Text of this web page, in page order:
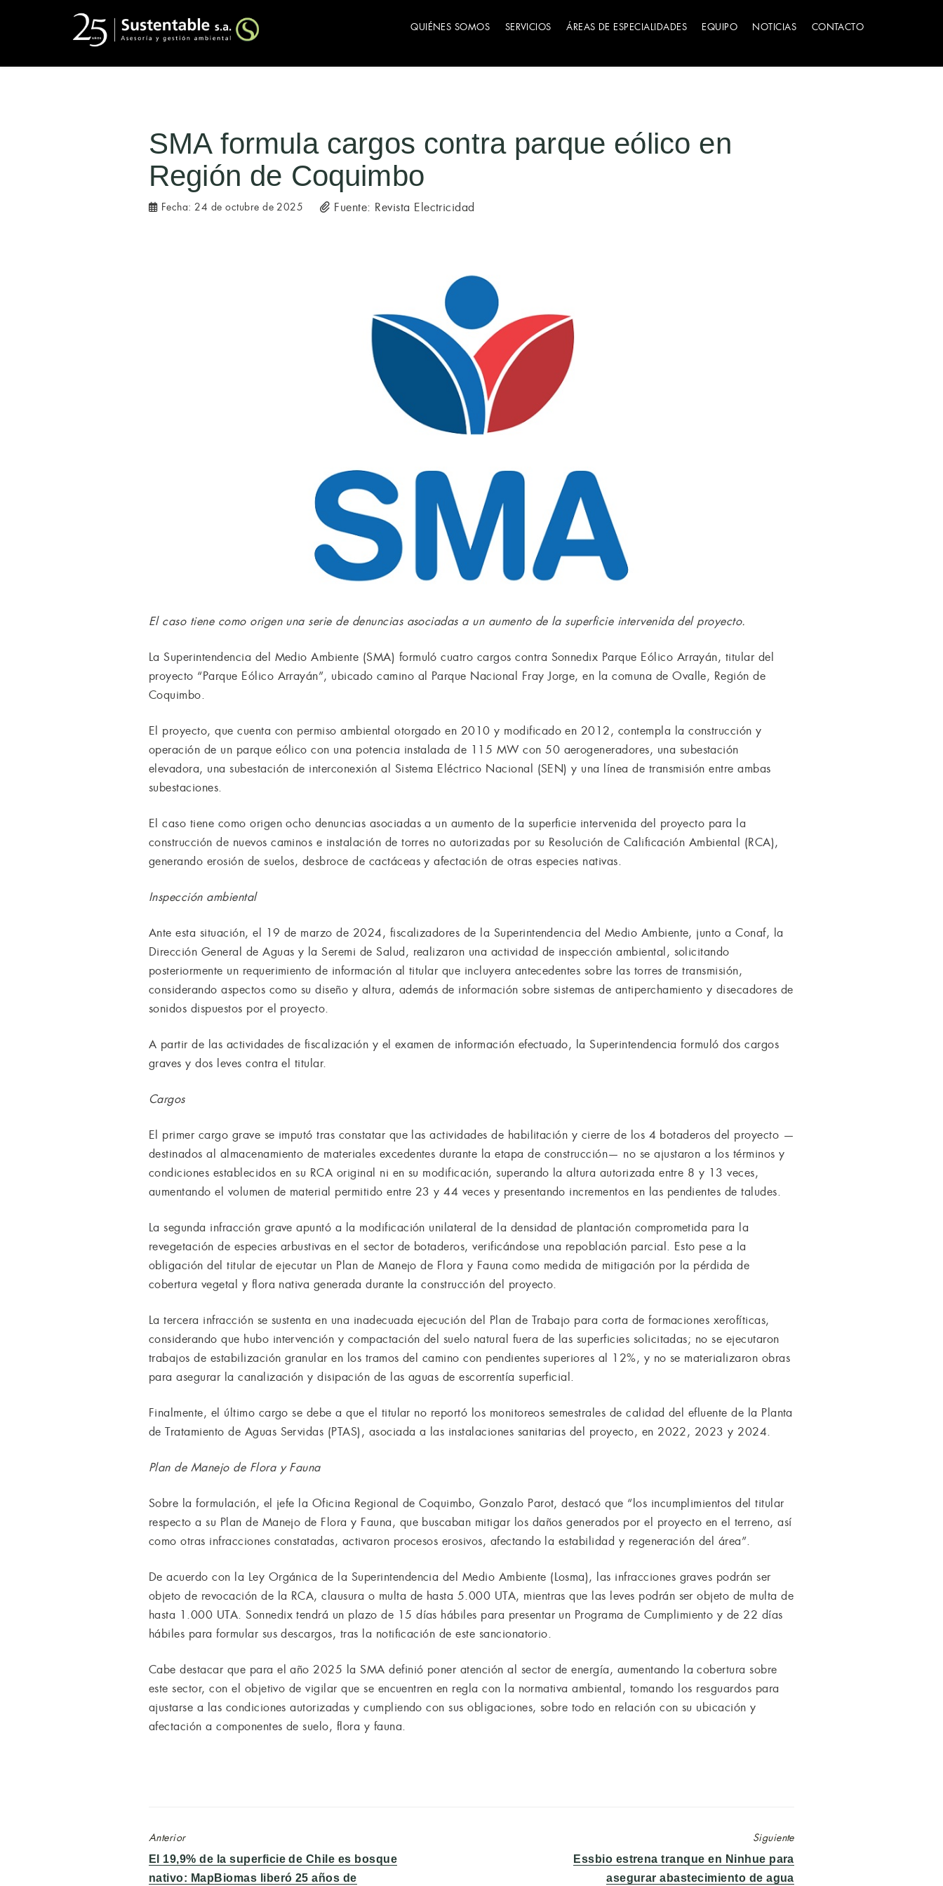
QUIÉNES SOMOS SERVICIOS ÁREAS DE ESPECIALIDADES EQUIPO NOTICIAS CONTACTO
SMA formula cargos contra parque eólico en
Región de Coquimbo
Fecha: 24 de octubre de 2025 Fuente: Revista Electricidad
El caso tiene como origen una serie de denuncias asociadas a un aumento de la superficie intervenida del proyecto.
La Superintendencia del Medio Ambiente (SMA) formuló cuatro cargos contra Sonnedix Parque Eólico Arrayán, titular del
proyecto “Parque Eólico Arrayán”, ubicado camino al Parque Nacional Fray Jorge, en la comuna de Ovalle, Región de
Coquimbo.
El proyecto, que cuenta con permiso ambiental otorgado en 2010 y modificado en 2012, contempla la construcción y
operación de un parque eólico con una potencia instalada de 115 MW con 50 aerogeneradores, una subestación
elevadora, una subestación de interconexión al Sistema Eléctrico Nacional (SEN) y una línea de transmisión entre ambas
subestaciones.
El caso tiene como origen ocho denuncias asociadas a un aumento de la superficie intervenida del proyecto para la
construcción de nuevos caminos e instalación de torres no autorizadas por su Resolución de Calificación Ambiental (RCA),
generando erosión de suelos, desbroce de cactáceas y afectación de otras especies nativas.
Inspección ambiental
Ante esta situación, el 19 de marzo de 2024, fiscalizadores de la Superintendencia del Medio Ambiente, junto a Conaf, la
Dirección General de Aguas y la Seremi de Salud, realizaron una actividad de inspección ambiental, solicitando
posteriormente un requerimiento de información al titular que incluyera antecedentes sobre las torres de transmisión,
considerando aspectos como su diseño y altura, además de información sobre sistemas de antiperchamiento y disecadores de
sonidos dispuestos por el proyecto.
A partir de las actividades de fiscalización y el examen de información efectuado, la Superintendencia formuló dos cargos
graves y dos leves contra el titular.
Cargos
El primer cargo grave se imputó tras constatar que las actividades de habilitación y cierre de los 4 botaderos del proyecto —
destinados al almacenamiento de materiales excedentes durante la etapa de construcción— no se ajustaron a los términos y
condiciones establecidos en su RCA original ni en su modificación, superando la altura autorizada entre 8 y 13 veces,
aumentando el volumen de material permitido entre 23 y 44 veces y presentando incrementos en las pendientes de taludes.
La segunda infracción grave apuntó a la modificación unilateral de la densidad de plantación comprometida para la
revegetación de especies arbustivas en el sector de botaderos, verificándose una repoblación parcial. Esto pese a la
obligación del titular de ejecutar un Plan de Manejo de Flora y Fauna como medida de mitigación por la pérdida de
cobertura vegetal y flora nativa generada durante la construcción del proyecto.
La tercera infracción se sustenta en una inadecuada ejecución del Plan de Trabajo para corta de formaciones xerofíticas,
considerando que hubo intervención y compactación del suelo natural fuera de las superficies solicitadas; no se ejecutaron
trabajos de estabilización granular en los tramos del camino con pendientes superiores al 12%, y no se materializaron obras
para asegurar la canalización y disipación de las aguas de escorrentía superficial.
Finalmente, el último cargo se debe a que el titular no reportó los monitoreos semestrales de calidad del efluente de la Planta
de Tratamiento de Aguas Servidas (PTAS), asociada a las instalaciones sanitarias del proyecto, en 2022, 2023 y 2024.
Plan de Manejo de Flora y Fauna
Sobre la formulación, el jefe la Oficina Regional de Coquimbo, Gonzalo Parot, destacó que “los incumplimientos del titular
respecto a su Plan de Manejo de Flora y Fauna, que buscaban mitigar los daños generados por el proyecto en el terreno, así
como otras infracciones constatadas, activaron procesos erosivos, afectando la estabilidad y regeneración del área”.
De acuerdo con la Ley Orgánica de la Superintendencia del Medio Ambiente (Losma), las infracciones graves podrán ser
objeto de revocación de la RCA, clausura o multa de hasta 5.000 UTA, mientras que las leves podrán ser objeto de multa de
hasta 1.000 UTA. Sonnedix tendrá un plazo de 15 días hábiles para presentar un Programa de Cumplimiento y de 22 días
hábiles para formular sus descargos, tras la notificación de este sancionatorio.
Cabe destacar que para el año 2025 la SMA definió poner atención al sector de energía, aumentando la cobertura sobre
este sector, con el objetivo de vigilar que se encuentren en regla con la normativa ambiental, tomando los resguardos para
ajustarse a las condiciones autorizadas y cumpliendo con sus obligaciones, sobre todo en relación con su ubicación y
afectación a componentes de suelo, flora y fauna.
Anterior
Entrada
anterior:
El 19,9% de la superficie de Chile es bosque
nativo: MapBiomas liberó 25 años de
Siguiente
Entrada
siguiente:
Essbio estrena tranque en Ninhue para
asegurar abastecimiento de agua